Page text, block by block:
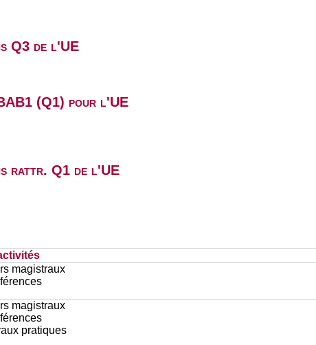
Q3 de l'UE
(Q1) pour l'UE
rattr. Q1 de l'UE
magistraux
magistraux
pratiques